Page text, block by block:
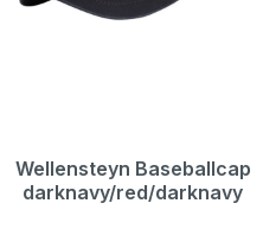
Wellensteyn Baseballcap
darknavy/red/darknavy